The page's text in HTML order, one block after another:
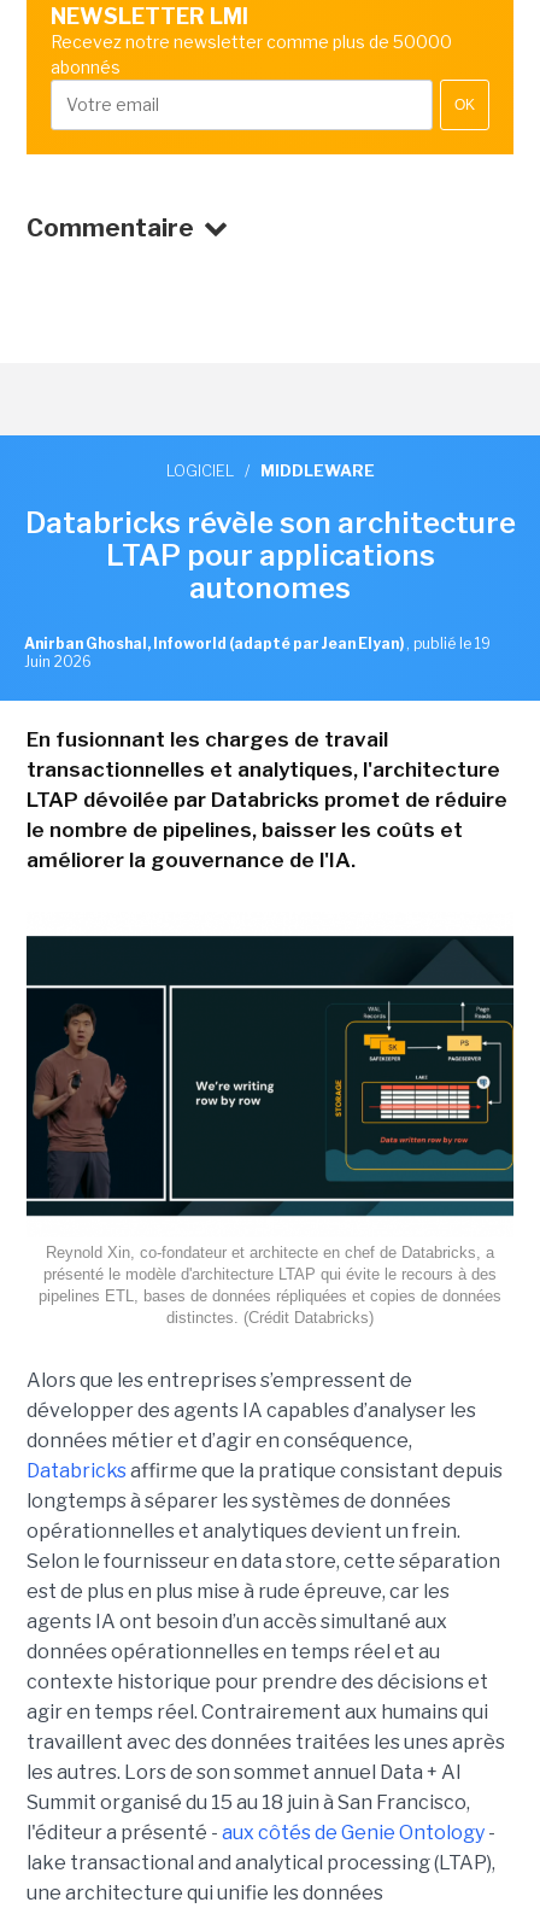
NEWSLETTER LMI
Recevez notre newsletter comme plus de 50000
abonnés
OK
Commentaire
LOGICIEL / MIDDLEWARE
Databricks révèle son architecture
LTAP pour applications
autonomes
Anirban Ghoshal, Infoworld (adapté par Jean Elyan) , publié le 19
Juin 2026
En fusionnant les charges de travail
transactionnelles et analytiques, l'architecture
LTAP dévoilée par Databricks promet de réduire
le nombre de pipelines, baisser les coûts et
améliorer la gouvernance de l'IA.
Reynold Xin, co-fondateur et architecte en chef de Databricks, a
présenté le modèle d'architecture LTAP qui évite le recours à des
pipelines ETL, bases de données répliquées et copies de données
distinctes. (Crédit Databricks)
Alors que les entreprises s’empressent de
développer des agents IA capables d’analyser les
données métier et d’agir en conséquence,
Databricksaffirme que la pratique consistant depuis
longtemps à séparer les systèmes de données
opérationnelles et analytiques devient un frein.
Selon le fournisseur en data store, cette séparation
est de plus en plus mise à rude épreuve, car les
agents IA ont besoin d’un accès simultané aux
données opérationnelles en temps réel et au
contexte historique pour prendre des décisions et
agir en temps réel. Contrairement aux humains qui
travaillent avec des données traitées les unes après
les autres. Lors de son sommet annuel Data + AI
Summit organisé du 15 au 18 juin à San Francisco,
l'éditeur a présenté - aux côtés de Genie Ontology-
lake transactional and analytical processing (LTAP),
une architecture qui unifie les données